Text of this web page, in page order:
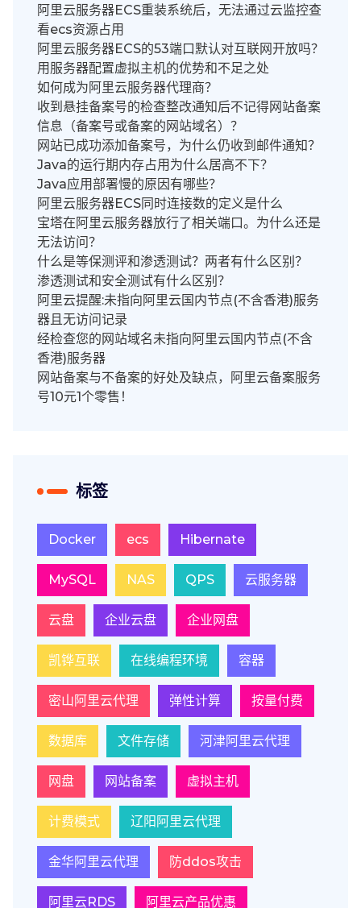
阿里云服务器ECS重装系统后，无法通过云监控查
看ecs资源占用
阿里云服务器ECS的53端口默认对互联网开放吗？
用服务器配置虚拟主机的优势和不足之处
如何成为阿里云服务器代理商？
收到悬挂备案号的检查整改通知后不记得网站备案
信息（备案号或备案的网站域名）？
网站已成功添加备案号，为什么仍收到邮件通知？
Java的运行期内存占用为什么居高不下？
Java应用部署慢的原因有哪些？
阿里云服务器ECS同时连接数的定义是什么
宝塔在阿里云服务器放行了相关端口。为什么还是
无法访问？
什么是等保测评和渗透测试？两者有什么区别？
渗透测试和安全测试有什么区别？
阿里云提醒:未指向阿里云国内节点(不含香港)服务
器且无访问记录
经检查您的网站域名未指向阿里云国内节点(不含
香港)服务器
网站备案与不备案的好处及缺点，阿里云备案服务
号10元1个零售！
标签
Docker ecs Hibernate
MySQL NAS QPS 云服务器
云盘 企业云盘 企业网盘
凯铧互联 在线编程环境 容器
密山阿里云代理 弹性计算 按量付费
数据库 文件存储 河津阿里云代理
网盘 网站备案 虚拟主机
计费模式 辽阳阿里云代理
金华阿里云代理 防ddos攻击
阿里云RDS 阿里云产品优惠